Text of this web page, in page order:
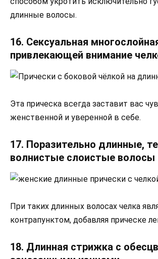
длинные волосы.
16. Сексуальная
привлекающей внимание
Эта прическа всегда заставит вас
женственной и уверенной в себе.
17. Поразительно длинные,
волнистые слоистые волосы
При таких длинных волосах челка
контрапунктом, добавляя прическе
18. Длинная стрижка с